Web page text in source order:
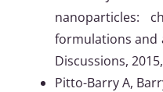
nanoparticles:
formulations and
Discussions,
Pitto-Barry A,